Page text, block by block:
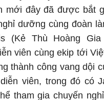
mới đây đã được bắt
dưỡng cùng đoàn
(Kẻ Thù Hoàng Gia
viên cùng ekip tới
thành công vang dội
viên, trong đó có
tham gia chuyến